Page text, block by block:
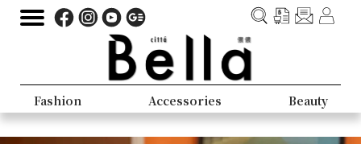
Fashion Accessories Beauty